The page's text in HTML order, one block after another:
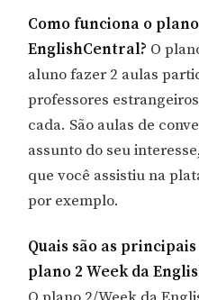
Como funciona o
EnglishCentral? O
aluno fazer 2 aulas
professores
cada. São aulas de
assunto do seu
que você assistiu na
por exemplo.
Quais são as
plano 2 Week da